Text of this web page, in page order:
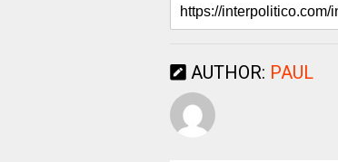
AUTHOR: PAUL